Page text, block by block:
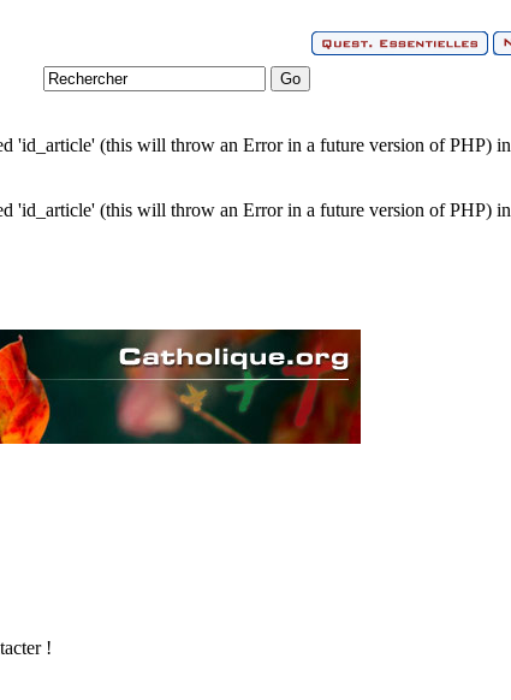
'id_article' (this will throw an Error in a future version of PHP) in
'id_article' (this will throw an Error in a future version of PHP) in
!